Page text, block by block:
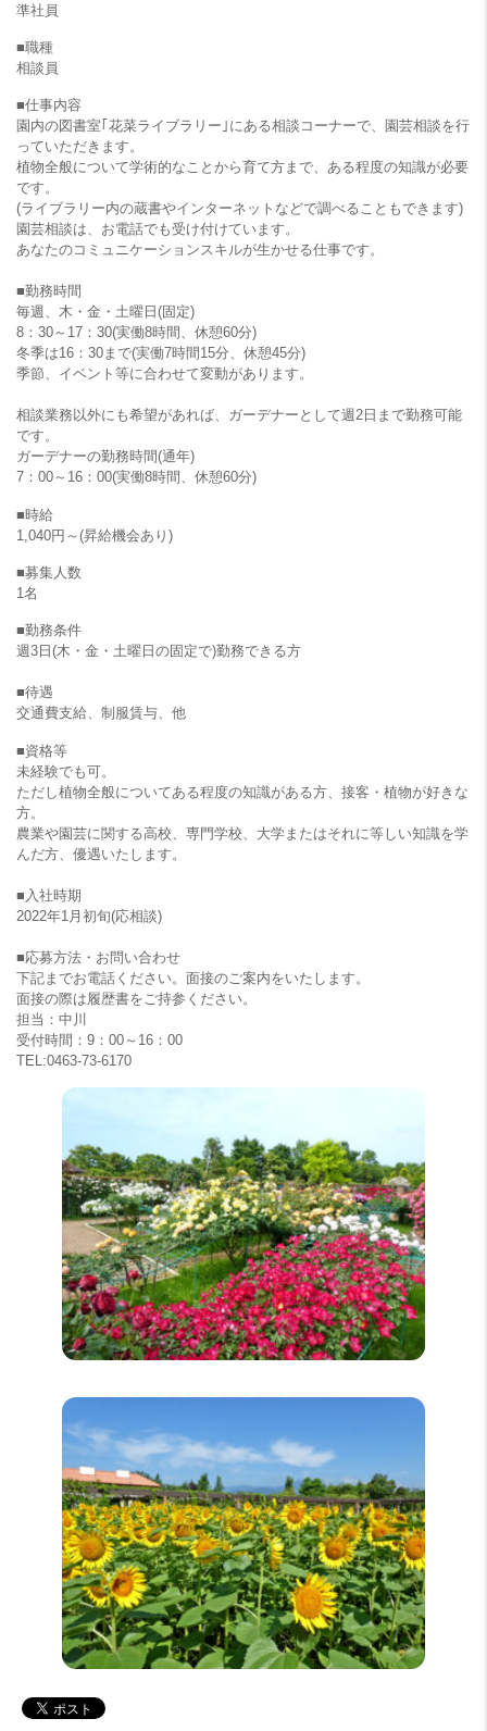
準社員
■職種
相談員
■仕事内容
園内の図書室｢花菜ライブラリー｣にある相談コーナーで、園芸相談を行
っていただきます。
植物全般について学術的なことから育て方まで、ある程度の知識が必要
です。
(ライブラリー内の蔵書やインターネットなどで調べることもできます)
園芸相談は、お電話でも受け付けています。
あなたのコミュニケーションスキルが生かせる仕事です。
■勤務時間
毎週、木・金・土曜日(固定)
8：30～17：30(実働8時間、休憩60分)
冬季は16：30まで(実働7時間15分、休憩45分)
季節、イベント等に合わせて変動があります。
相談業務以外にも希望があれば、ガーデナーとして週2日まで勤務可能
です。
ガーデナーの勤務時間(通年)
7：00～16：00(実働8時間、休憩60分)
■時給
1,040円～(昇給機会あり)
■募集人数
1名
■勤務条件
週3日(木・金・土曜日の固定で)勤務できる方
■待遇
交通費支給、制服賃与、他
■資格等
未経験でも可。
ただし植物全般についてある程度の知識がある方、接客・植物が好きな
方。
農業や園芸に関する高校、専門学校、大学またはそれに等しい知識を学
んだ方、優遇いたします。
■入社時期
2022年1月初旬(応相談)
■応募方法・お問い合わせ
下記までお電話ください。面接のご案内をいたします。
面接の際は履歴書をご持参ください。
担当：中川
受付時間：9：00～16：00
TEL:0463-73-6170